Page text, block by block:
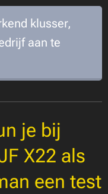
klusser,
aan te
je bij
X22 als
een test